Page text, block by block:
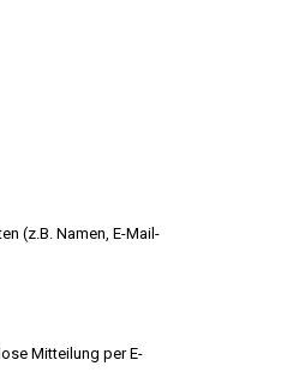
(z.B. Namen, E-Mail-
Mitteilung per E-